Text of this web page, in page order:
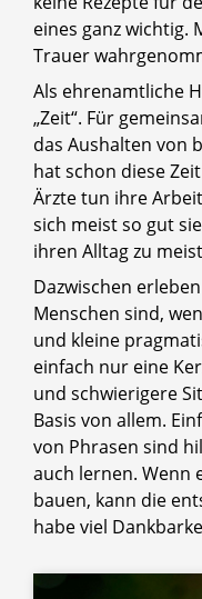
eines ganz wichtig.
Trauer
Als ehrenamtliche
„Zeit“. Für
das Aushalten von
hat schon diese
Ärzte tun ihre
sich meist so gut
ihren Alltag zu
Dazwischen
Menschen sind,
und kleine
einfach nur eine
und schwierigere
Basis von allem.
von Phrasen sind
auch lernen. Wenn
bauen, kann die
habe viel